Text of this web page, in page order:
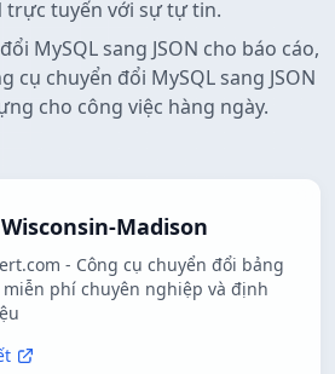
trực tuyến với sự tự tin.
MySQL sang JSON cho báo cáo,
cụ chuyển đổi MySQL sang JSON
cho công việc hàng ngày.
Madison
- Công cụ chuyển đổi bảng
phí chuyên nghiệp và định